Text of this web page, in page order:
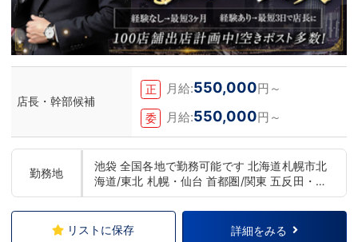
店長・幹部候補
正 月給:550,000円～
委 月給:550,000円～
勤務地
池袋 全国各地で勤務可能です 北海道札幌市北
海道/東北 札幌・仙台 首都圏/関東 五反田・上
野・池袋・新宿・横浜・千葉 中部 浜松・名古
屋 関西 大阪・京都・神戸・奈良 中国/四国 広
島 九州 福岡・熊本
リストに保存 詳細をみる